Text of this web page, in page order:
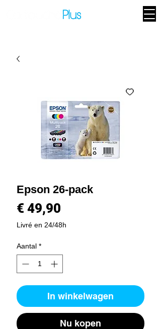
Epson 26-pack
€ 49,90
Livré en 24/48h
Aantal *
In winkelwagen
Nu kopen